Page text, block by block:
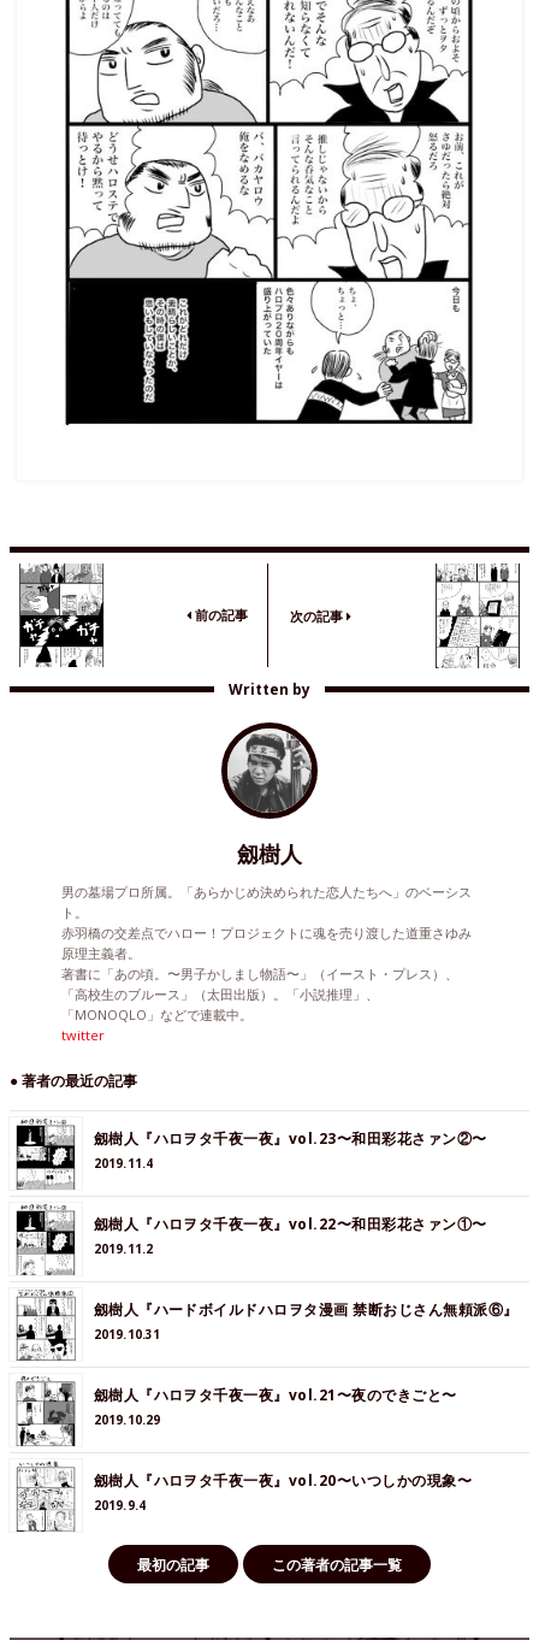
前の記事 次の記事
Written by
劔樹人
男の墓場プロ所属。「あらかじめ決められた恋人たちへ」のベーシス
ト。
赤羽橋の交差点でハロー！プロジェクトに魂を売り渡した道重さゆみ
原理主義者。
著書に「あの頃。〜男子かしまし物語〜」（イースト・プレス）、
「高校生のブルース」（太田出版）。「小説推理」、
「MONOQLO」などで連載中。
twitter
● 著者の最近の記事
劔樹人『ハロヲタ千夜一夜』vol.23〜和田彩花さァン②〜
2019.11.4
劔樹人『ハロヲタ千夜一夜』vol.22〜和田彩花さァン①〜
2019.11.2
劔樹人『ハードボイルドハロヲタ漫画 禁断おじさん無頼派⑥』
2019.10.31
劔樹人『ハロヲタ千夜一夜』vol.21〜夜のできごと〜
2019.10.29
劔樹人『ハロヲタ千夜一夜』vol.20〜いつしかの現象〜
2019.9.4
最初の記事 この著者の記事一覧